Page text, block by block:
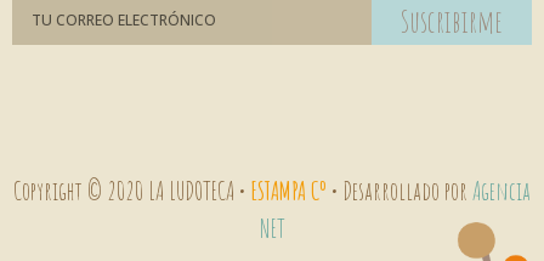
Suscribirme
Copyright © 2020 LA LUDOTECA • ESTAMPA Cº • Desarrollado porAgencia
NET